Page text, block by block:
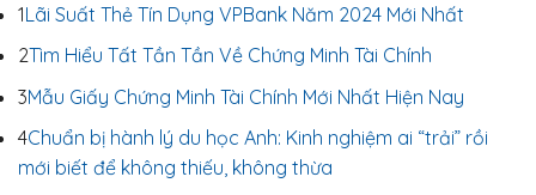
1Lãi Suất Thẻ Tín Dụng VPBank Năm 2024 Mới Nhất
2Tìm Hiểu Tất Tần Tần Về Chứng Minh Tài Chính
3Mẫu Giấy Chứng Minh Tài Chính Mới Nhất Hiện Nay
4Chuẩn bị hành lý du học Anh: Kinh nghiệm ai “trải” rồi
mới biết để không thiếu, không thừa